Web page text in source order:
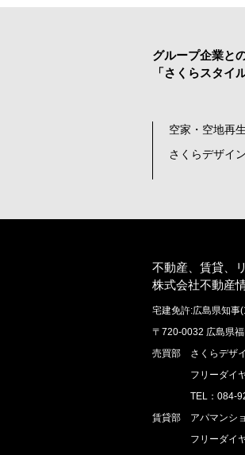
グループ企業と
「さくらスタイ
空家・空地再
さくらデザイ
不動産、賃貸、
株式会社不動産
宅建免許:広島県知事
〒720-0032 広島県
売買部 さくらデザ
フリーダイヤル
TEL：084-924-
賃貸部 アパマンシ
フリーダイヤ